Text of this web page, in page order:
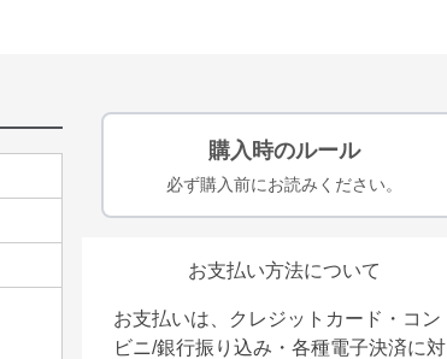
購入時のルール
必ず購入前にお読みください。
お支払い方法について
お支払いは、クレジットカード・コン
ビニ/銀行振り込み・各種電子決済に対